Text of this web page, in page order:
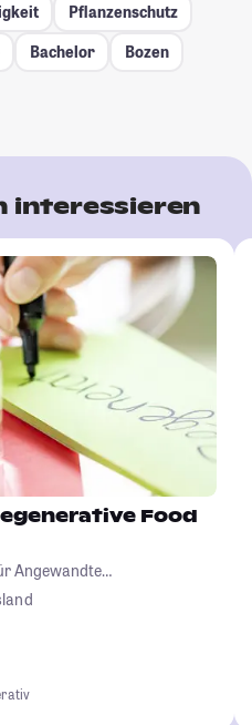
Pflanzenschutz
Bachelor
Bozen
interessieren
Food
Angewandte